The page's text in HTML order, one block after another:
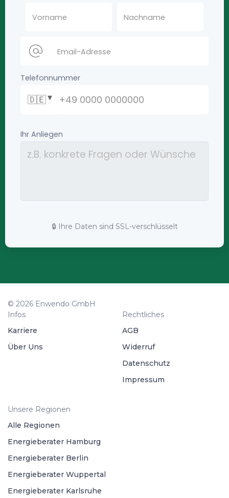
🔒 Ihre Daten sind SSL-verschlüsselt
© 2026 Enwendo GmbH
Infos
Karriere
Über Uns
Rechtliches
AGB
Widerruf
Datenschutz
Impressum
Unsere Regionen
Alle Regionen
Energieberater Hamburg
Energieberater Berlin
Energieberater Wuppertal
Energieberater Karlsruhe